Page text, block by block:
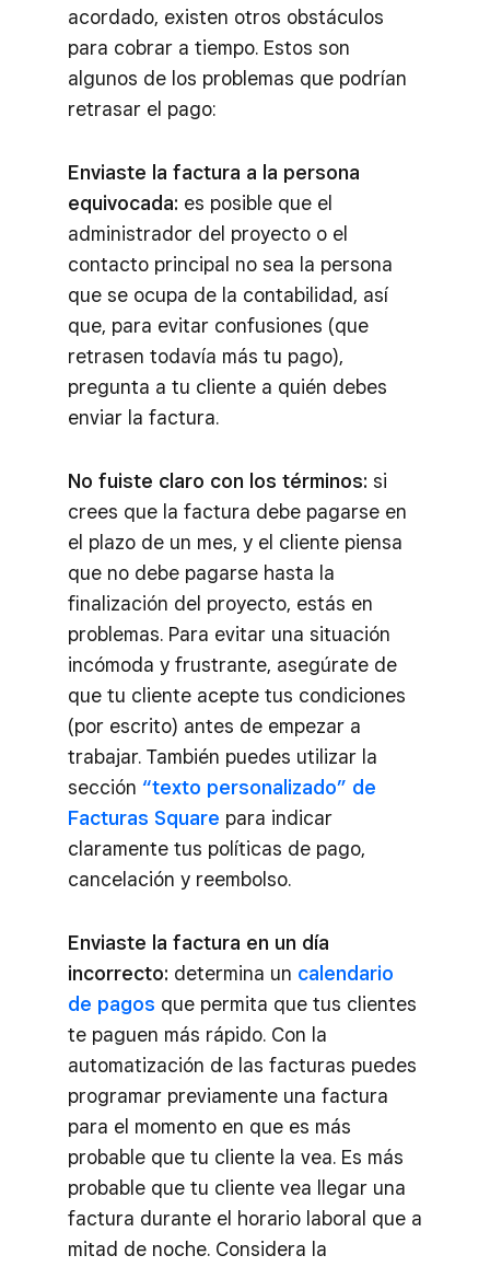
acordado, existen otros obstáculos
para cobrar a tiempo. Estos son
algunos de los problemas que podrían
retrasar el pago:
Enviaste la factura a la persona
equivocada: es posible que el
administrador del proyecto o el
contacto principal no sea la persona
que se ocupa de la contabilidad, así
que, para evitar confusiones (que
retrasen todavía más tu pago),
pregunta a tu cliente a quién debes
enviar la factura.
No fuiste claro con los términos: si
crees que la factura debe pagarse en
el plazo de un mes, y el cliente piensa
que no debe pagarse hasta la
finalización del proyecto, estás en
problemas. Para evitar una situación
incómoda y frustrante, asegúrate de
que tu cliente acepte tus condiciones
(por escrito) antes de empezar a
trabajar. También puedes utilizar la
sección “texto personalizado” de
Facturas Square para indicar
claramente tus políticas de pago,
cancelación y reembolso.
Enviaste la factura en un día
incorrecto: determina un calendario
de pagos que permita que tus clientes
te paguen más rápido. Con la
automatización de las facturas puedes
programar previamente una factura
para el momento en que es más
probable que tu cliente la vea. Es más
probable que tu cliente vea llegar una
factura durante el horario laboral que a
mitad de noche. Considera la